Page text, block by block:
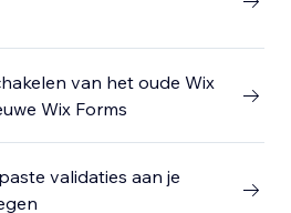
van het oude Wix
Wix Forms
validaties aan je